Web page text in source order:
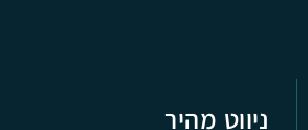
ניווט מהיר